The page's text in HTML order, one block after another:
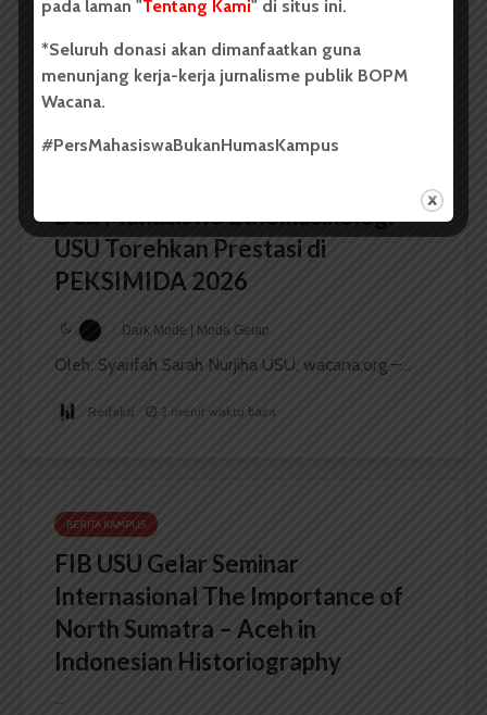
Oleh: Iyusarah Pakpahan USU, wacana.org – Dua...
Dua Mahasiswa Etnomusikologi
USU Torehkan Prestasi di
PEKSIMIDA 2026
Dark Mode | Moda Gelap
Oleh: Syarifah Sarah Nurjiha USU, wacana.org –...
Redaksi 2 menit waktu baca
BERITA KAMPUS
FIB USU Gelar Seminar
Internasional The Importance of
North Sumatra – Aceh in
Indonesian Historiography
...
pada laman "Tentang Kami" di situs ini.
*Seluruh donasi akan dimanfaatkan guna
menunjang kerja-kerja jurnalisme publik BOPM
Wacana.
#PersMahasiswaBukanHumasKampus